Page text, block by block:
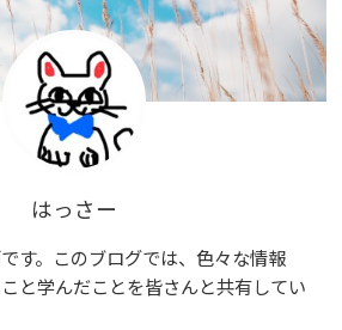
はっさー
す。このブログでは、色々な情報
と学んだことを皆さんと共有してい